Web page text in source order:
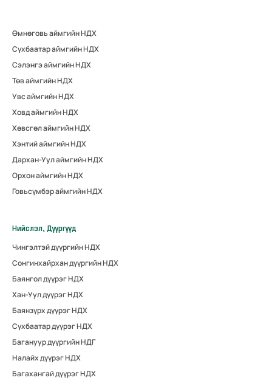
Өмнөговь аймгийн НДХ
Сүхбаатар аймгийн НДХ
Сэлэнгэ аймгийн НДХ
Төв аймгийн НДХ
Увс аймгийн НДХ
Ховд аймгийн НДХ
Хөвсгөл аймгийн НДХ
Хэнтий аймгийн НДХ
Дархан-Уул аймгийн НДХ
Орхон аймгийн НДХ
Говьсүмбэр аймгийн НДХ
Нийслэл, Дүүргүүд
Чингэлтэй дүүргийн НДХ
Сонгинхайрхан дүүргийн НДХ
Баянгол дүүрэг НДХ
Хан-Уул дүүрэг НДХ
Баянзүрх дүүрэг НДХ
Сүхбаатар дүүрэг НДХ
Багануур дүүргийн НДГ
Налайх дүүрэг НДХ
Багахангай дүүрэг НДХ